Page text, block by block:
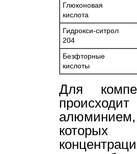
Глюконовая
кислота
Гидрокси-ситрол
204
Безфторные
кислоты
Для
которых